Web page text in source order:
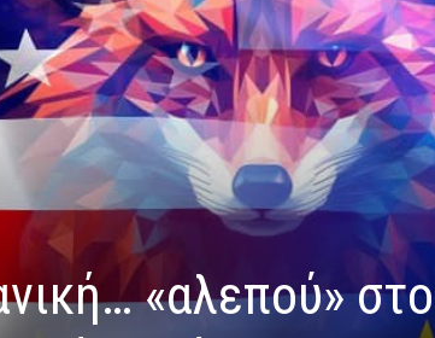
«αλεπού» στο